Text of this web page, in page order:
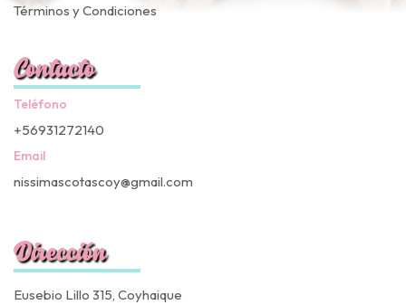
Términos y Condiciones
Contacto
Teléfono
+56931272140
Email
nissimascotascoy@gmail.com
Dirección
Eusebio Lillo 315, Coyhaique